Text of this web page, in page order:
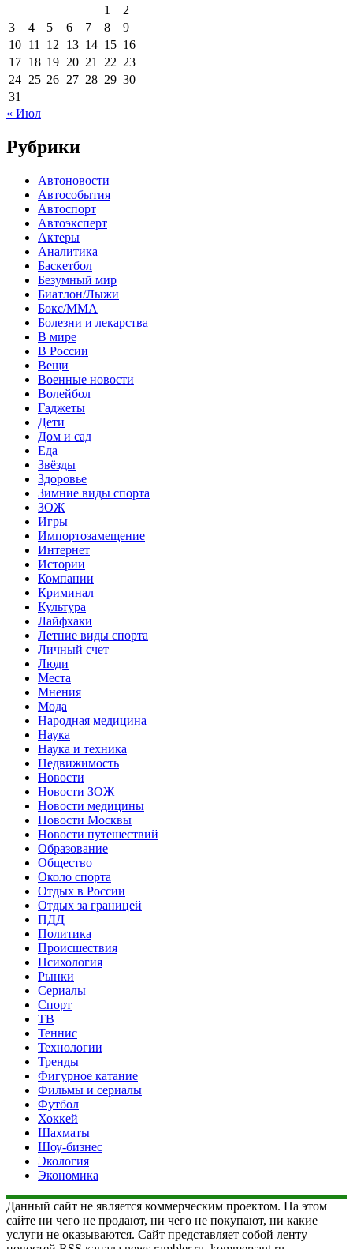
1
2
3
4 5 6 7 8
9
10 11 12 13 14 15 16
17 18 19 20 21 22 23
24 25 26 27 28 29 30
31
« Июл
Рубрики
Автоновости
Автособытия
Автоспорт
Автоэксперт
Актеры
Аналитика
Баскетбол
Безумный мир
Биатлон/Лыжи
Бокс/MMA
Болезни и лекарства
В мире
В России
Вещи
Военные новости
Волейбол
Гаджеты
Дети
Дом и сад
Еда
Звёзды
Здоровье
Зимние виды спорта
ЗОЖ
Игры
Импортозамещение
Интернет
Истории
Компании
Криминал
Культура
Лайфхаки
Летние виды спорта
Личный счет
Люди
Места
Мнения
Мода
Народная медицина
Наука
Наука и техника
Недвижимость
Новости
Новости ЗОЖ
Новости медицины
Новости Москвы
Новости путешествий
Образование
Общество
Около спорта
Отдых в России
Отдых за границей
ПДД
Политика
Происшествия
Психология
Рынки
Сериалы
Спорт
ТВ
Теннис
Технологии
Тренды
Фигурное катание
Фильмы и сериалы
Футбол
Хоккей
Шахматы
Шоу-бизнес
Экология
Экономика
Данный сайт не является коммерческим проектом. На этом
сайте ни чего не продают, ни чего не покупают, ни какие
услуги не оказываются. Сайт представляет собой ленту